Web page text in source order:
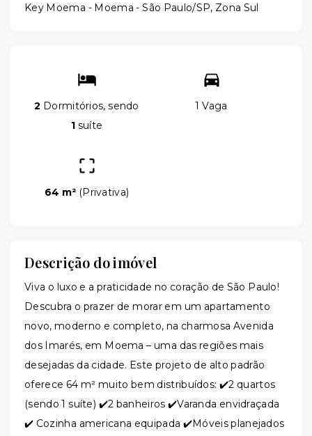
Key Moema - Moema - São Paulo/SP, Zona Sul
2 Dormitórios, sendo
1 suíte
1 Vaga
64 m² (Privativa)
Descrição do imóvel
Viva o luxo e a praticidade no coração de São Paulo!
Descubra o prazer de morar em um apartamento
novo, moderno e completo, na charmosa Avenida
dos Imarés, em Moema – uma das regiões mais
desejadas da cidade. Este projeto de alto padrão
oferece 64 m² muito bem distribuídos: ✔️2 quartos
(sendo 1 suíte) ✔️2 banheiros ✔️Varanda envidraçada
✔️ Cozinha americana equipada ✔️Móveis planejados